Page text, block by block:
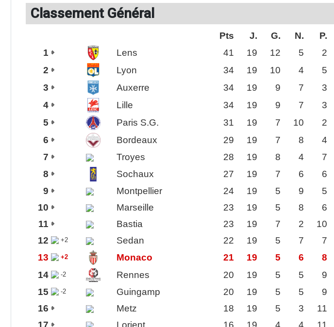
Classement Général
Pts J. G. N. P.
1
Lens 41 19 12 5 2
2
Lyon 34 19 10 4 5
3
Auxerre 34 19 9 7 3
4
Lille 34 19 9 7 3
5
Paris S.G. 31 19 7 10 2
6
Bordeaux 29 19 7 8 4
7
Troyes 28 19 8 4 7
8
Sochaux 27 19 7 6 6
9
Montpellier 24 19 5 9 5
10
Marseille 23 19 5 8 6
11
Bastia 23 19 7 2 10
12
+2 Sedan 22 19 5 7 7
13
+2 Monaco 21 19 5 6 8
14
-2 Rennes 20 19 5 5 9
15
-2 Guingamp 20 19 5 5 9
16
Metz 18 19 5 3 11
17
Lorient 16 19 4 4 11